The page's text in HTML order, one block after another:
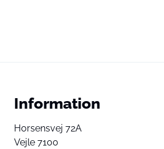
Information
Horsensvej 72A
Vejle 7100